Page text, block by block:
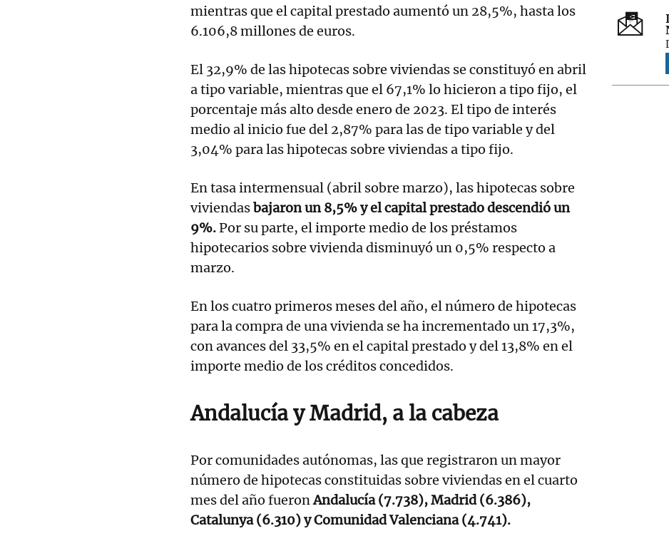
mientras que el capital prestado aumentó un 28,5%, hasta los
6.106,8 millones de euros.
El 32,9% de las hipotecas sobre viviendas se constituyó en abril
a tipo variable, mientras que el 67,1% lo hicieron a tipo fijo, el
porcentaje más alto desde enero de 2023. El tipo de interés
medio al inicio fue del 2,87% para las de tipo variable y del
3,04% para las hipotecas sobre viviendas a tipo fijo.
En tasa intermensual (abril sobre marzo), las hipotecas sobre
viviendasbajaron un 8,5% y el capital prestado descendió un
9%.Por su parte, el importe medio de los préstamos
hipotecarios sobre vivienda disminuyó un 0,5% respecto a
marzo.
En los cuatro primeros meses del año, el número de hipotecas
para la compra de una vivienda se ha incrementado un 17,3%,
con avances del 33,5% en el capital prestado y del 13,8% en el
importe medio de los créditos concedidos.
Andalucía y Madrid, a la cabeza
Por comunidades autónomas, las que registraron un mayor
número de hipotecas constituidas sobre viviendas en el cuarto
mes del año fueronAndalucía (7.738), Madrid (6.386),
Catalunya (6.310) y Comunidad Valenciana (4.741).